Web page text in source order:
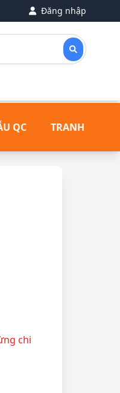
Đăng nhập
QC TRANH ĐỒNG
chi